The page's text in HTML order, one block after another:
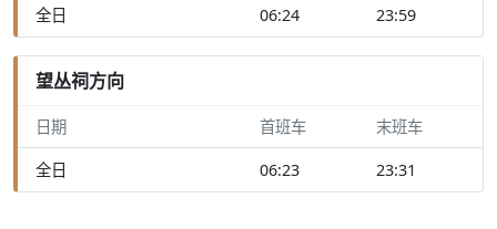
全日 06:24 23:59
望丛祠方向
日期 首班车 末班车
全日 06:23 23:31